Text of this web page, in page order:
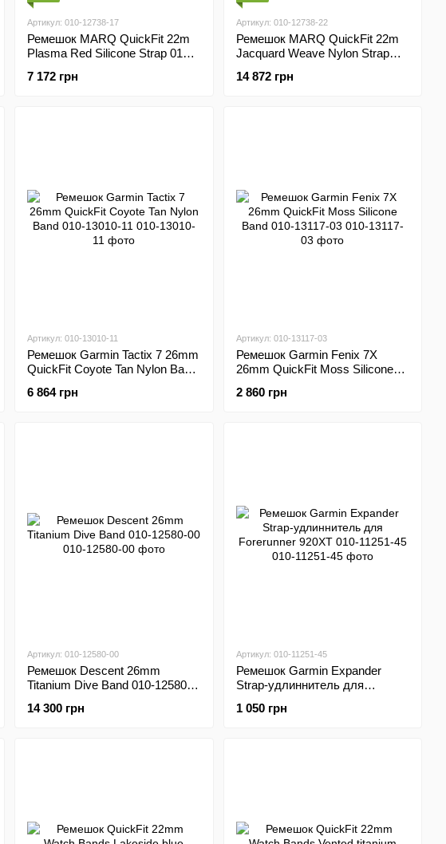
Артикул: 010-12738-17
Ремешок MARQ QuickFit 22m
Plasma Red Silicone Strap 010-
7 172 грн
Артикул: 010-12738-22
Ремешок MARQ QuickFit 22m
Jacquard Weave Nylon Strap
010-12738-22
14 872 грн
Артикул: 010-13010-11
Ремешок Garmin Tactix 7 26mm
QuickFit Coyote Tan Nylon Band
6 864 грн
Артикул: 010-13117-03
Ремешок Garmin Fenix 7X
26mm QuickFit Moss Silicone
2 860 грн
Артикул: 010-12580-00
Ремешок Descent 26mm
Titanium Dive Band 010-12580-
14 300 грн
Артикул: 010-11251-45
Ремешок Garmin Expander
Strap-удлиннитель для
1 050 грн